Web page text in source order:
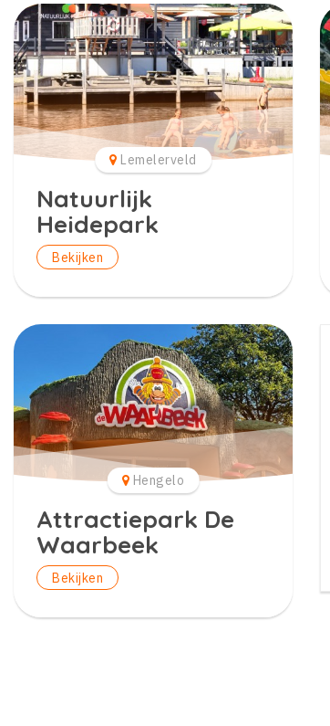
Lemelerveld
Natuurlijk
Heidepark
Bekijken
Hengelo
Attractiepark De
Waarbeek
Bekijken